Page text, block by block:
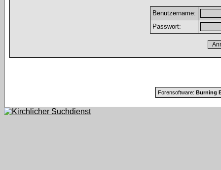
Benutzername:
Passwort:
Forensoftware: Burning